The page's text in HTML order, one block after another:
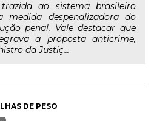
ao sistema brasileiro
medida despenalizadora do
penal. Vale destacar que
a proposta anticrime,
da Justiç...
DE PESO